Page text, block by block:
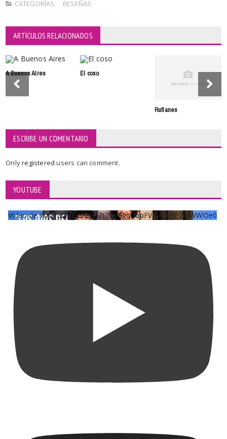
CATEGORÍAS: RESEÑAS
ARTÍCULOS RELACIONADOS
A Buenos Aires El coso
Rufianes
ESCRIBE UN COMENTARIO
Onlyregisteredusers can comment.
YOUTUBE
Vídeo de YouTube UCKqYjiZi7lzy6gqU6pFVFiA_A3EZ9JWWOe0